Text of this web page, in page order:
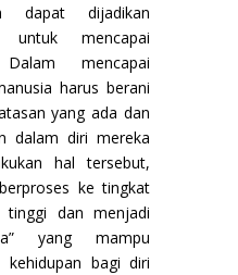
dapat dijadikan
untuk mencapai
mencapai
harus berani
yang ada dan
dalam diri mereka
hal tersebut,
ke tingkat
tinggi dan menjadi
yang mampu
bagi diri